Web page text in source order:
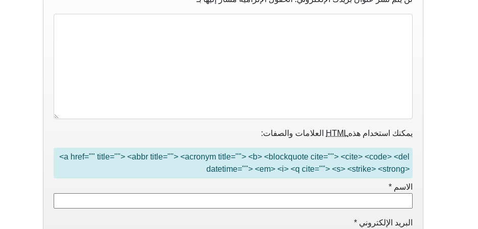
يمكنك استخدام هذهHTML العلامات والصفات:
<a href="" title=""> <abbr title=""> <acronym title=""> <b> <blockquote cite=""> <cite> <code> <del
datetime=""> <em> <i> <q cite=""> <s> <strike> <strong>
الاسم *
البريد الإلكتروني *